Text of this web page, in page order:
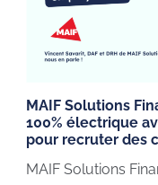
MAIF Solutions
100% électrique
pour recruter des
MAIF Solutions